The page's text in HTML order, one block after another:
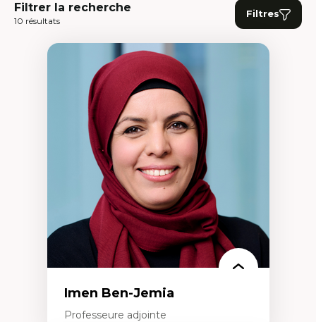
Filtrer la recherche
10 résultats
Filtres
Imen Ben-Jemia
Professeure adjointe